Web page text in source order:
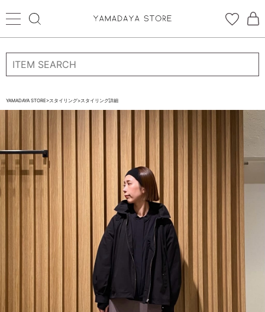
ログイン 新規会員登録
お気に入り
STORE BRAND・LABELから探す
すべての商品
新着商品
YAMADAYA STORE>スタイリング>スタイリング詳細
ログイン